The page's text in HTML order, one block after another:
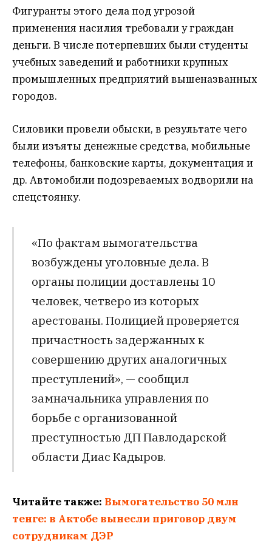
Фигуранты этого дела под угрозой
применения насилия требовали у граждан
деньги. В числе потерпевших были студенты
учебных заведений и работники крупных
промышленных предприятий вышеназванных
городов.
Силовики провели обыски, в результате чего
были изъяты денежные средства, мобильные
телефоны, банковские карты, документация и
др. Автомобили подозреваемых водворили на
спецстоянку.
«По фактам вымогательства
возбуждены уголовные дела. В
органы полиции доставлены 10
человек, четверо из которых
арестованы. Полицией проверяется
причастность задержанных к
совершению других аналогичных
преступлений», — сообщил
замначальника управления по
борьбе с организованной
преступностью ДП Павлодарской
области Диас Кадыров.
Читайте также: Вымогательство 50 млн
тенге: в Актобе вынесли приговор двум
сотрудникам ДЭР